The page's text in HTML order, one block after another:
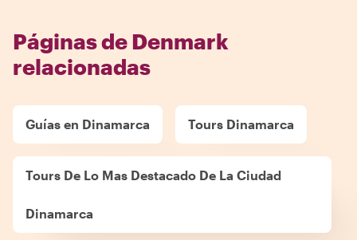
Páginas de Denmark
relacionadas
Guías en Dinamarca Tours Dinamarca
Tours De Lo Mas Destacado De La Ciudad
Dinamarca